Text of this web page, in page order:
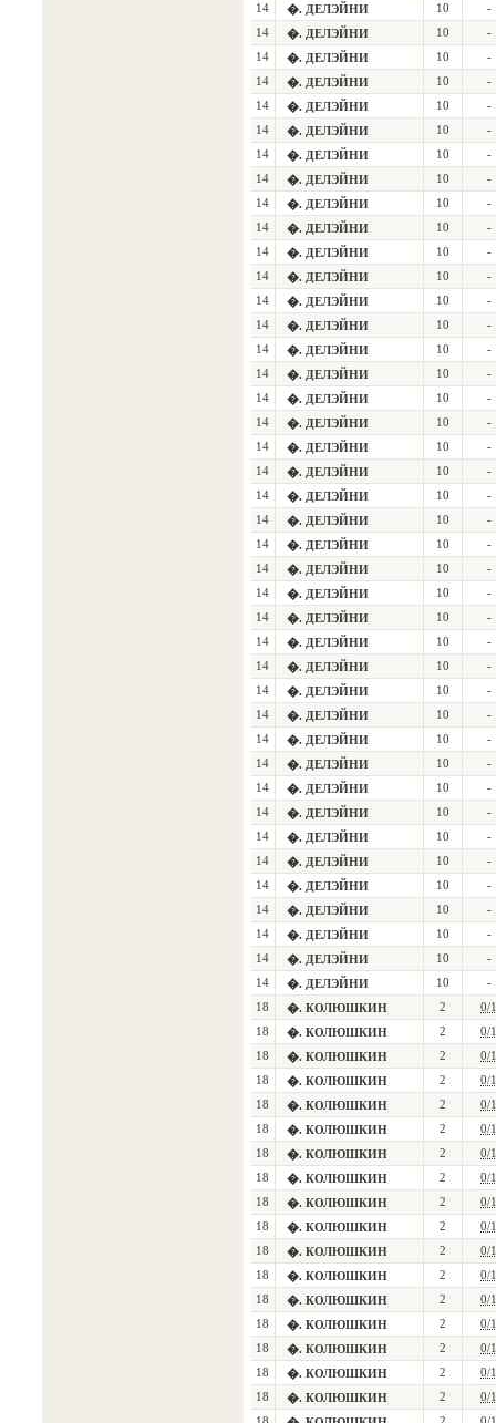
14
�. ДЕЛЭЙНИ 10
-
14
�. ДЕЛЭЙНИ 10
-
14
�. ДЕЛЭЙНИ 10
-
14
�. ДЕЛЭЙНИ 10
-
14
�. ДЕЛЭЙНИ 10
-
14
�. ДЕЛЭЙНИ 10
-
14
�. ДЕЛЭЙНИ 10
-
14
�. ДЕЛЭЙНИ 10
-
14
�. ДЕЛЭЙНИ 10
-
14
�. ДЕЛЭЙНИ 10
-
14
�. ДЕЛЭЙНИ 10
-
14
�. ДЕЛЭЙНИ 10
-
14
�. ДЕЛЭЙНИ 10
-
14
�. ДЕЛЭЙНИ 10
-
14
�. ДЕЛЭЙНИ 10
-
14
�. ДЕЛЭЙНИ 10
-
14
�. ДЕЛЭЙНИ 10
-
14
�. ДЕЛЭЙНИ 10
-
14
�. ДЕЛЭЙНИ 10
-
14
�. ДЕЛЭЙНИ 10
-
14
�. ДЕЛЭЙНИ 10
-
14
�. ДЕЛЭЙНИ 10
-
14
�. ДЕЛЭЙНИ 10
-
14
�. ДЕЛЭЙНИ 10
-
14
�. ДЕЛЭЙНИ 10
-
14
�. ДЕЛЭЙНИ 10
-
14
�. ДЕЛЭЙНИ 10
-
14
�. ДЕЛЭЙНИ 10
-
14
�. ДЕЛЭЙНИ 10
-
14
�. ДЕЛЭЙНИ 10
-
14
�. ДЕЛЭЙНИ 10
-
14
�. ДЕЛЭЙНИ 10
-
14
�. ДЕЛЭЙНИ 10
-
14
�. ДЕЛЭЙНИ 10
-
14
�. ДЕЛЭЙНИ 10
-
14
�. ДЕЛЭЙНИ 10
-
14
�. ДЕЛЭЙНИ 10
-
14
�. ДЕЛЭЙНИ 10
-
14
�. ДЕЛЭЙНИ 10
-
14
�. ДЕЛЭЙНИ 10
-
14
�. ДЕЛЭЙНИ 10
-
18
�. КОЛЮШКИН 2
0/1
18
�. КОЛЮШКИН 2
0/1
18
�. КОЛЮШКИН 2
0/1
18
�. КОЛЮШКИН 2
0/1
18
�. КОЛЮШКИН 2
0/1
18
�. КОЛЮШКИН 2
0/1
18
�. КОЛЮШКИН 2
0/1
18
�. КОЛЮШКИН 2
0/1
18
�. КОЛЮШКИН 2
0/1
18
�. КОЛЮШКИН 2
0/1
18
�. КОЛЮШКИН 2
0/1
18
�. КОЛЮШКИН 2
0/1
18
�. КОЛЮШКИН 2
0/1
18
�. КОЛЮШКИН 2
0/1
18
�. КОЛЮШКИН 2
0/1
18
�. КОЛЮШКИН 2
0/1
18
�. КОЛЮШКИН 2
0/1